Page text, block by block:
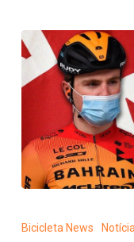
Bicicleta News